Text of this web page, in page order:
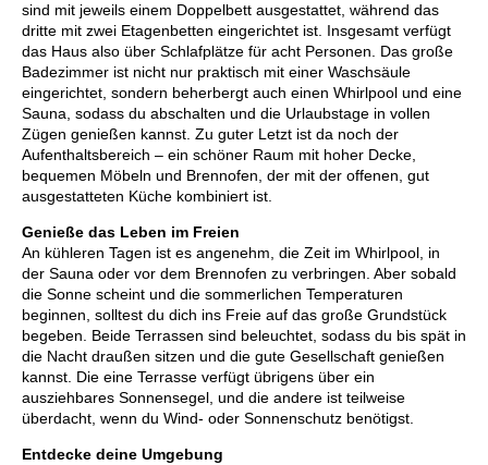
sind mit jeweils einem Doppelbett ausgestattet, während das
dritte mit zwei Etagenbetten eingerichtet ist. Insgesamt verfügt
das Haus also über Schlafplätze für acht Personen. Das große
Badezimmer ist nicht nur praktisch mit einer Waschsäule
eingerichtet, sondern beherbergt auch einen Whirlpool und eine
Sauna, sodass du abschalten und die Urlaubstage in vollen
Zügen genießen kannst. Zu guter Letzt ist da noch der
Aufenthaltsbereich – ein schöner Raum mit hoher Decke,
bequemen Möbeln und Brennofen, der mit der offenen, gut
ausgestatteten Küche kombiniert ist.
Genieße das Leben im Freien
An kühleren Tagen ist es angenehm, die Zeit im Whirlpool, in
der Sauna oder vor dem Brennofen zu verbringen. Aber sobald
die Sonne scheint und die sommerlichen Temperaturen
beginnen, solltest du dich ins Freie auf das große Grundstück
begeben. Beide Terrassen sind beleuchtet, sodass du bis spät in
die Nacht draußen sitzen und die gute Gesellschaft genießen
kannst. Die eine Terrasse verfügt übrigens über ein
ausziehbares Sonnensegel, und die andere ist teilweise
überdacht, wenn du Wind- oder Sonnenschutz benötigst.
Entdecke deine Umgebung